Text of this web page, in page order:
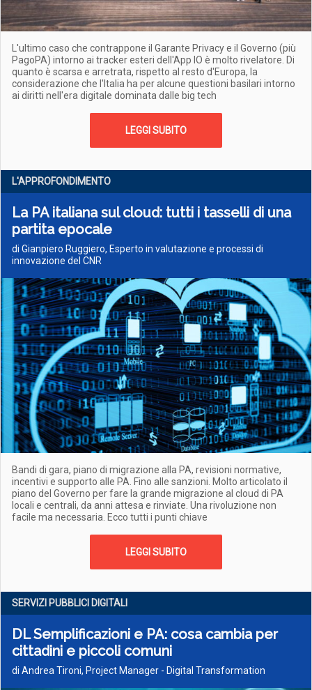
L'ultimo caso che contrappone il Garante Privacy e il Governo (più
PagoPA) intorno ai tracker esteri dell'App IO è molto rivelatore. Di
quanto è scarsa e arretrata, rispetto al resto d'Europa, la
considerazione che l'Italia ha per alcune questioni basilari intorno
ai diritti nell'era digitale dominata dalle big tech
LEGGI SUBITO
L'APPROFONDIMENTO
La PA italiana sul cloud: tutti i tasselli di una
partita epocale
di Gianpiero Ruggiero, Esperto in valutazione e processi di
innovazione del CNR
Bandi di gara, piano di migrazione alla PA, revisioni normative,
incentivi e supporto alle PA. Fino alle sanzioni. Molto articolato il
piano del Governo per fare la grande migrazione al cloud di PA
locali e centrali, da anni attesa e rinviate. Una rivoluzione non
facile ma necessaria. Ecco tutti i punti chiave
LEGGI SUBITO
SERVIZI PUBBLICI DIGITALI
DL Semplificazioni e PA: cosa cambia per
cittadini e piccoli comuni
di Andrea Tironi, Project Manager - Digital Transformation